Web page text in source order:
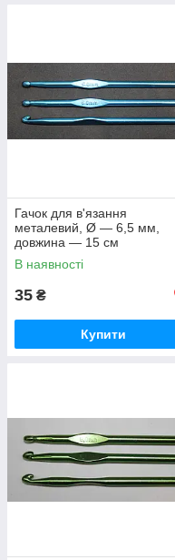
Гачок для в'язання
металевий, Ø — 6,5 мм,
довжина — 15 см
В наявності
35 ₴
Купити